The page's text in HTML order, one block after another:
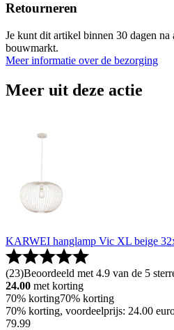
Retourneren
Je kunt dit artikel binnen 30 dagen
bouwmarkt.
Meer informatie over de bezorging
Meer uit deze actie
KARWEI hanglamp Vic XL beige
(23)Beoordeeld met 4.9 van de 5
24.00 met korting
70% korting70% korting
70% korting, voordeelprijs: 24.00
79.99